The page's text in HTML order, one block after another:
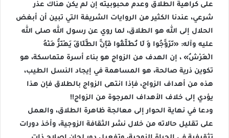
على كراهية الطلاق وعدم محبوبيته إن لم يكن هناك عذر
شرعي، عندنا الكثير من الروايات الشريفة التي تبين أن أبغض
الحلال إلى الله هو الطلاق، لما روي عن رسول الله صلى الله
عليه وآله: «تَزَوَّجُوا وَ لَا تُطَلِّقُوا فَإِنَّ الطَّلَاقَ يَهْتَزُّ مِنْهُ
الْعَرْشُ» ، إن الهدف من الزواج هو بناء أسرة متماسكة، هو
تكوين ذرية صالحة، هو المساهمة في إيجاد النسل الطيب،
هذه من أهداف الزواج، فإذا انتهى الزواج بالطلاق فإن هذا
يؤدي إلى خلاف الأهداف المرجوة من الزواج!!
ودعا في نهاية الحوار إلى معالجة ظاهرة الطلاق، والعمل
على تقليل حالاته من خلال نشر الثقافة الزوجية، وأخذ دورات